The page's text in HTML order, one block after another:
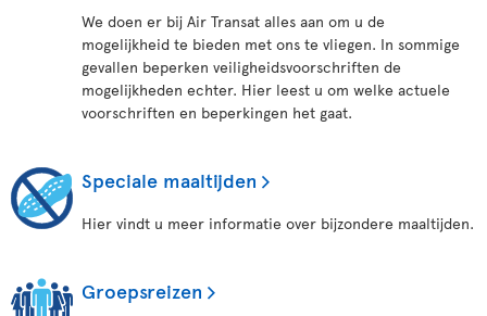
We doen er bij Air Transat alles aan om u de
mogelijkheid te bieden met ons te vliegen. In sommige
gevallen beperken veiligheidsvoorschriften de
mogelijkheden echter. Hier leest u om welke actuele
voorschriften en beperkingen het gaat.
Speciale maaltijden
Hier vindt u meer informatie over bijzondere maaltijden.
Groepsreizen